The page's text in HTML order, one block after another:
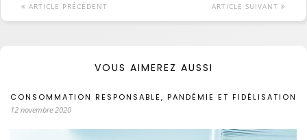
ARTICLE PRÉCÉDENT ARTICLE SUIVANT
VOUS AIMEREZ AUSSI
CONSOMMATION RESPONSABLE, PANDÉMIE ET FIDÉLISATION
12 novembre 2020